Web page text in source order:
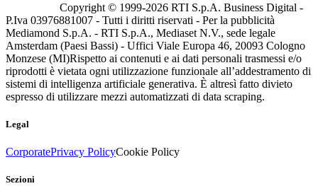
Copyright © 1999-2026 RTI S.p.A. Business Digital -
P.Iva 03976881007 - Tutti i diritti riservati - Per la pubblicità
Mediamond S.p.A. - RTI S.p.A., Mediaset N.V., sede legale
Amsterdam (Paesi Bassi) - Uffici Viale Europa 46, 20093 Cologno
Monzese (MI)Rispetto ai contenuti e ai dati personali trasmessi e/o
riprodotti è vietata ogni utilizzazione funzionale all’addestramento di
sistemi di intelligenza artificiale generativa. È altresì fatto divieto
espresso di utilizzare mezzi automatizzati di data scraping.
Legal
CorporatePrivacy PolicyCookie Policy
Sezioni